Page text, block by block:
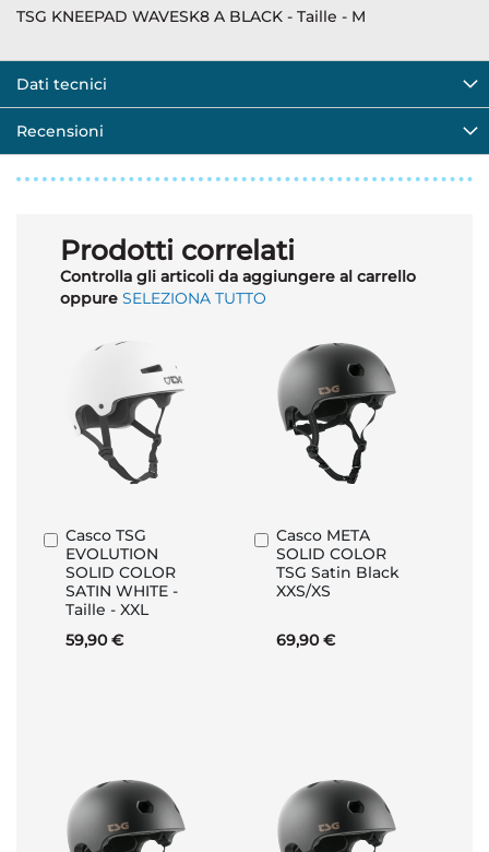
TSG KNEEPAD WAVESK8 A BLACK - Taille - M
Dati tecnici
Recensioni
Prodotti correlati
Controlla gli articoli da aggiungere al carrello
oppure SELEZIONA TUTTO
Casco TSG
EVOLUTION
SOLID COLOR
SATIN WHITE -
Taille - XXL
59,90 €
Aggiungi
al
Carrello
Casco META
SOLID COLOR
TSG Satin Black
XXS/XS
69,90 €
Aggiungi
al
Carrello